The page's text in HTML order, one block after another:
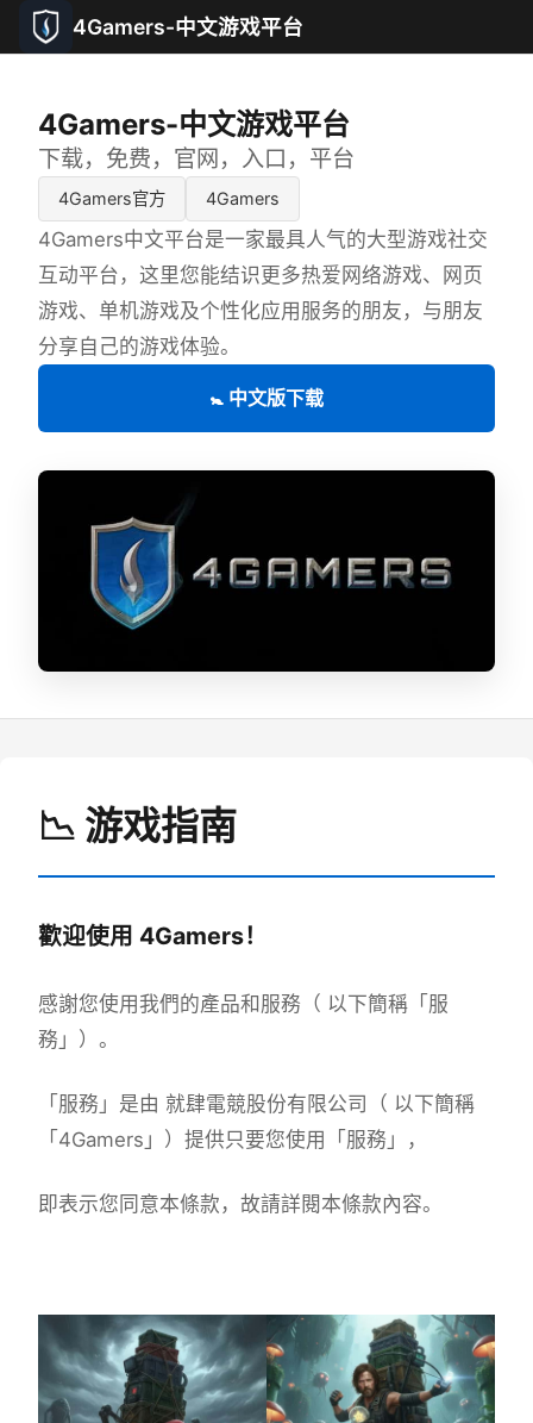
4Gamers-中文游戏平台
4Gamers-中文游戏平台
下载，免费，官网，入口，平台
4Gamers官方 4Gamers
4Gamers中文平台是一家最具人气的大型游戏社交
互动平台，这里您能结识更多热爱网络游戏、网页
游戏、单机游戏及个性化应用服务的朋友，与朋友
分享自己的游戏体验。
🚼 中文版下载
📉 游戏指南
歡迎使用 4Gamers！
感謝您使用我們的產品和服務（ 以下簡稱「服
務」）。
「服務」是由 就肆電競股份有限公司（ 以下簡稱
「4Gamers」）提供只要您使用「服務」，
即表示您同意本條款，故請詳閱本條款內容。